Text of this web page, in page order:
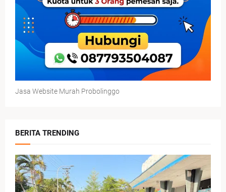
Jasa Website Murah Probolinggo
BERITA TRENDING